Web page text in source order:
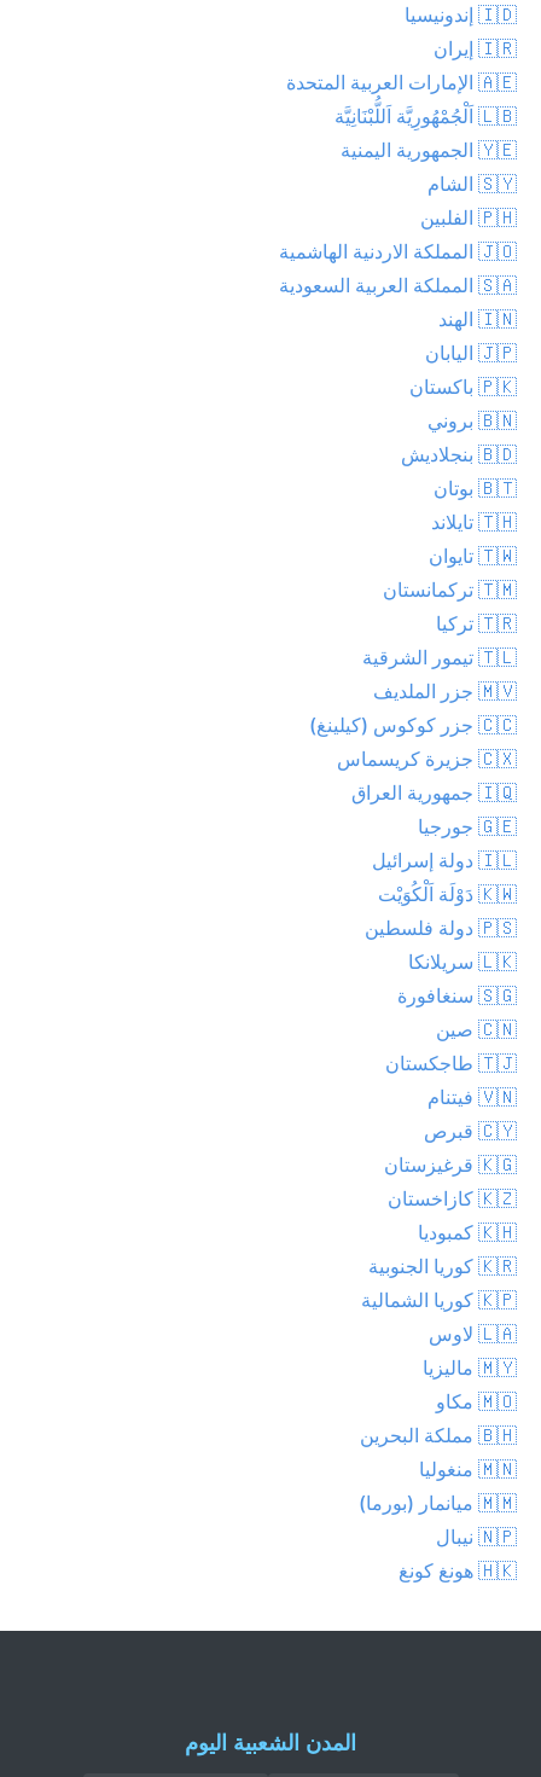
🇮🇩 إندونيسيا
🇮🇷 إيران
🇦🇪 الإمارات العربية المتحدة
🇱🇧 اَلْجُمْهُورِيَّة اَللُّبْنَانِيَّة
🇾🇪 الجمهورية اليمنية
🇸🇾 الشام
🇵🇭 الفلبين
🇯🇴 المملكة الاردنية الهاشمية
🇸🇦 المملكة العربية السعودية
🇮🇳 الهند
🇯🇵 اليابان
🇵🇰 باكستان
🇧🇳 بروني
🇧🇩 بنجلاديش
🇧🇹 بوتان
🇹🇭 تايلاند
🇹🇼 تايوان
🇹🇲 تركمانستان
🇹🇷 تركيا
🇹🇱 تيمور الشرقية
🇲🇻 جزر الملديف
🇨🇨 جزر كوكوس (كيلينغ)
🇨🇽 جزيرة كريسماس
🇮🇶 جمهورية العراق
🇬🇪 جورجيا
🇮🇱 دولة إسرائيل
🇰🇼 دَوْلَة اَلْكُوَيْت
🇵🇸 دولة فلسطين
🇱🇰 سريلانكا
🇸🇬 سنغافورة
🇨🇳 صين
🇹🇯 طاجكستان
🇻🇳 فيتنام
🇨🇾 قبرص
🇰🇬 قرغيزستان
🇰🇿 كازاخستان
🇰🇭 كمبوديا
🇰🇷 كوريا الجنوبية
🇰🇵 كوريا الشمالية
🇱🇦 لاوس
🇲🇾 ماليزيا
🇲🇴 مكاو
🇧🇭 مملكة البحرين
🇲🇳 منغوليا
🇲🇲 ميانمار (بورما)
🇳🇵 نيبال
🇭🇰 هونغ كونغ
المدن الشعبية اليوم